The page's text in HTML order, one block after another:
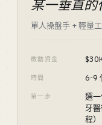
某一垂直的
單人操盤手 + 輕量
啟動資金
時間 6-9
第一步
選
牙
程